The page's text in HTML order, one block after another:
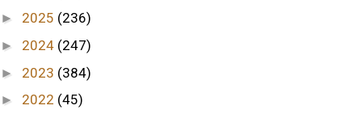
► 2025 (236)
► 2024 (247)
► 2023 (384)
► 2022 (45)